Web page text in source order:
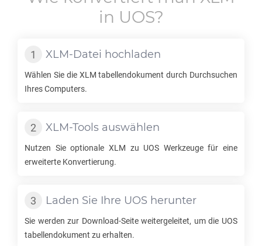
in UOS?
XLM-Datei hochladen
Wählen Sie die XLM tabellendokument durch Durchsuchen
Ihres Computers.
XLM-Tools auswählen
Nutzen Sie optionale XLM zu UOS Werkzeuge für eine
erweiterte Konvertierung.
Laden Sie Ihre UOS herunter
Sie werden zur Download-Seite weitergeleitet, um die UOS
tabellendokument zu erhalten.